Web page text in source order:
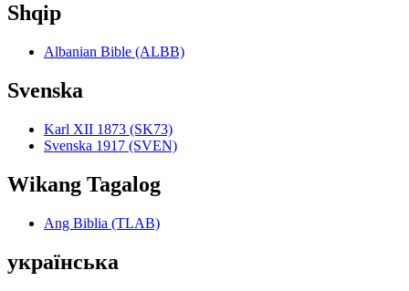
Shqip
Albanian Bible (ALBB)
Svenska
Karl XII 1873 (SK73)
Svenska 1917 (SVEN)
Wikang Tagalog
Ang Biblia (TLAB)
українська